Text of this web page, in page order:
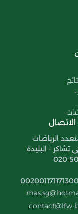
الرياضات
- البليدة
020
contact@lfw-